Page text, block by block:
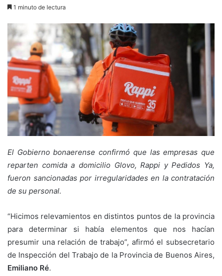
1 minuto de lectura
El Gobierno bonaerense confirmó que las empresas que
reparten comida a domicilio Glovo, Rappi y Pedidos Ya,
fueron sancionadas por irregularidades en la contratación
de su personal.
“Hicimos relevamientos en distintos puntos de la provincia
para determinar si había elementos que nos hacían
presumir una relación de trabajo”, afirmó el subsecretario
de Inspección del Trabajo de la Provincia de Buenos Aires,
Emiliano Ré.